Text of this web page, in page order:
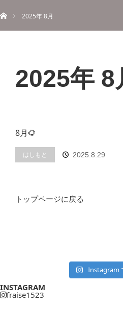
menu
About
Information
ご予約
2025年 8月
2025年 8
8月🌻
はしもと 2025.8.29
トップページに戻る
Instagram
INSTAGRAM
fraise1523